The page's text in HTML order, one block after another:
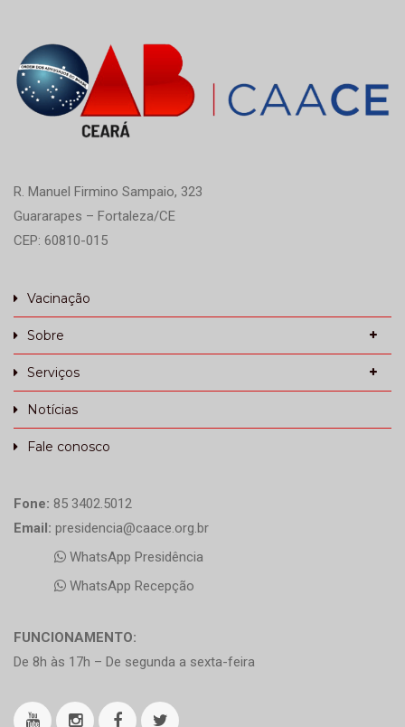
R. Manuel Firmino Sampaio, 323
Guararapes – Fortaleza/CE
CEP: 60810-015
Vacinação
Sobre
Serviços
Notícias
Fale conosco
Fone: 85 3402.5012
Email: presidencia@caace.org.br
WhatsApp Presidência
WhatsApp Recepção
FUNCIONAMENTO:
De 8h às 17h – De segunda a sexta-feira